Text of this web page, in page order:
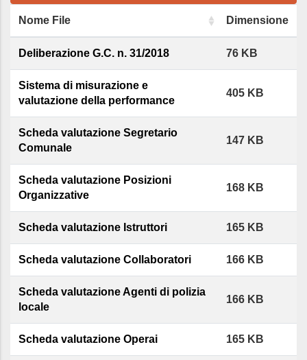
Nome File Dimensione
Deliberazione G.C. n. 31/2018 76 KB
Sistema di misurazione e
valutazione della performance
405 KB
Scheda valutazione Segretario
Comunale
147 KB
Scheda valutazione Posizioni
Organizzative
168 KB
Scheda valutazione Istruttori 165 KB
Scheda valutazione Collaboratori 166 KB
Scheda valutazione Agenti di polizia
locale
166 KB
Scheda valutazione Operai 165 KB